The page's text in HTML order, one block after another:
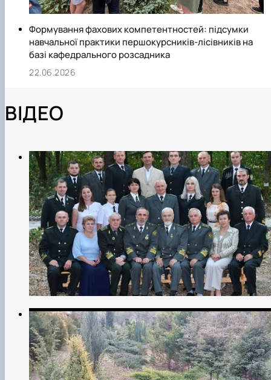
Формування фахових компетентностей: підсумки
навчальної практики першокурсників-лісівників на
базі кафедрального розсадника
22.06.2026
ВІДЕО